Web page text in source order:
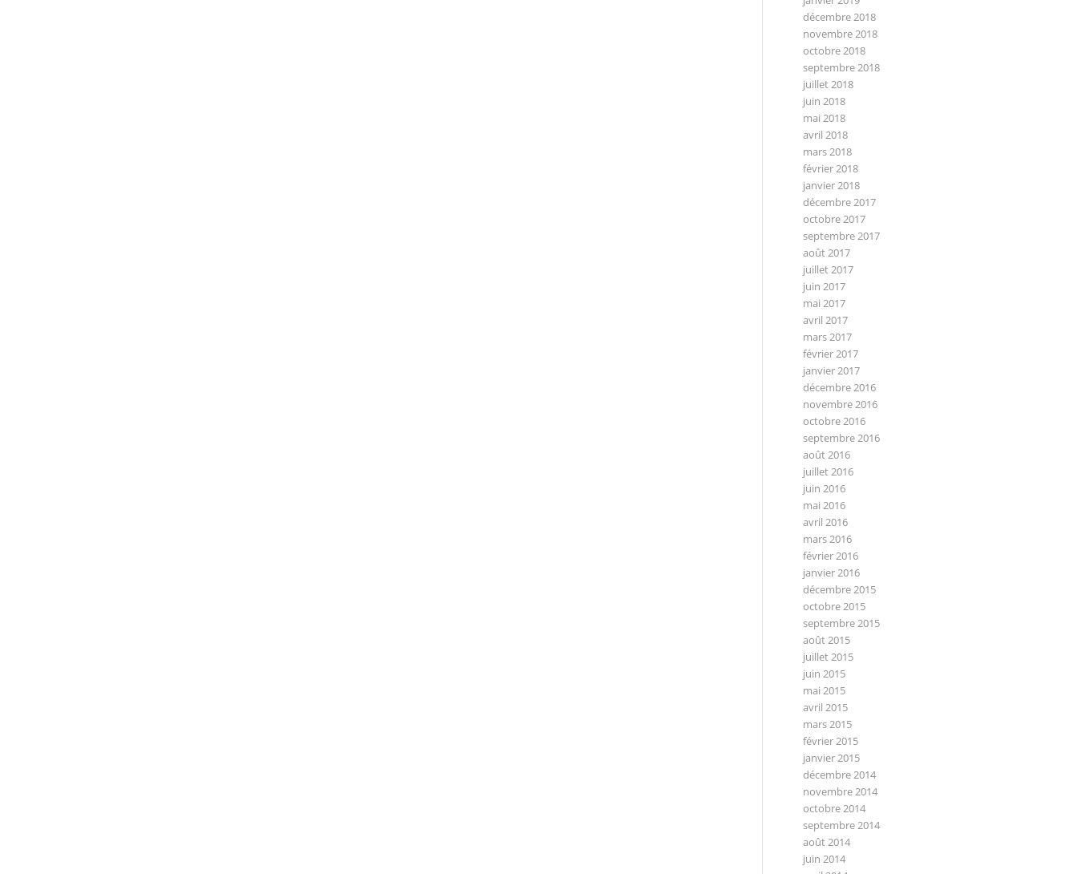
décembre 2018
novembre 2018
octobre 2018
septembre 2018
juillet 2018
juin 2018
mai 2018
avril 2018
mars 2018
février 2018
janvier 2018
décembre 2017
octobre 2017
septembre 2017
août 2017
juillet 2017
juin 2017
mai 2017
avril 2017
mars 2017
février 2017
janvier 2017
décembre 2016
novembre 2016
octobre 2016
septembre 2016
août 2016
juillet 2016
juin 2016
mai 2016
avril 2016
mars 2016
février 2016
janvier 2016
décembre 2015
octobre 2015
septembre 2015
août 2015
juillet 2015
juin 2015
mai 2015
avril 2015
mars 2015
février 2015
janvier 2015
décembre 2014
novembre 2014
octobre 2014
septembre 2014
août 2014
juin 2014